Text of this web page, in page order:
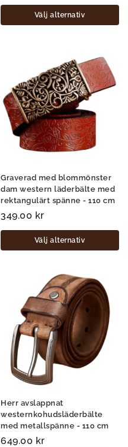
Välj alternativ
Graverad med blommönster
dam western läderbälte med
rektangulärt spänne - 110 cm
349.00 kr
Välj alternativ
Herr avslappnat
westernkohudsläderbälte
med metallspänne - 110 cm
649.00 kr